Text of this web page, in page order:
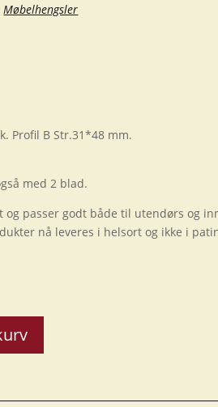
Møbelhengsler
Profil B Str.31*48 mm.
med 2 blad.
passer godt både til utendørs og
nå leveres i helsort og ikke i